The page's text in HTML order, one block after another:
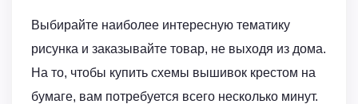
Выбирайте наиболее интересную тематику
рисунка и заказывайте товар, не выходя из дома.
На то, чтобы купить схемы вышивок крестом на
бумаге, вам потребуется всего несколько минут.